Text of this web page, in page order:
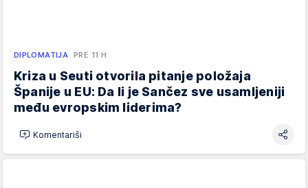
DIPLOMATIJA PRE 11 H
Kriza u Seuti otvorila pitanje položaja
Španije u EU: Da li je Sančez sve usamljeniji
među evropskim liderima?
Komentariši